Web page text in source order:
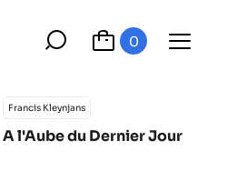
0
Francis Kleynjans
A l'Aube du Dernier Jour